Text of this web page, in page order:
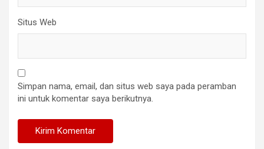
Situs Web
Simpan nama, email, dan situs web saya pada peramban
ini untuk komentar saya berikutnya.